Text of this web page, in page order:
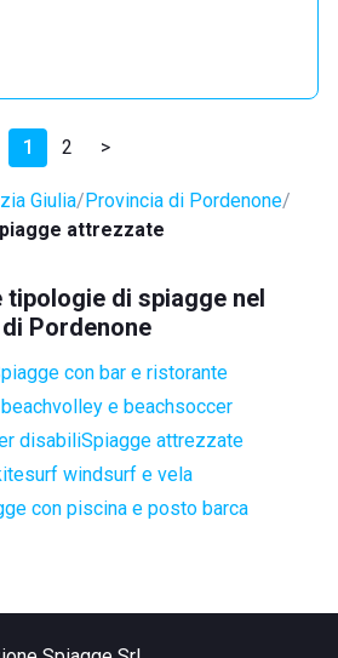
1 2 >
Giulia Provincia di Pordenone
attrezzate
di spiagge nel
Pordenone
con bar e ristorante
e beachsoccer
disabiliSpiagge attrezzate
windsurf e vela
con piscina e posto barca